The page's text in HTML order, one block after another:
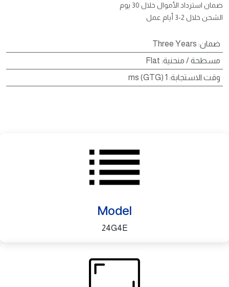
ضمان استرداد الأموال خلال 30 يوم
الشحن خلال 2-3 أيام عمل
ضمان:
Three Years
مسطحة / منحنية:
Flat
وقت الاستجابة:
1 ms (GTG)
Model
24G4E